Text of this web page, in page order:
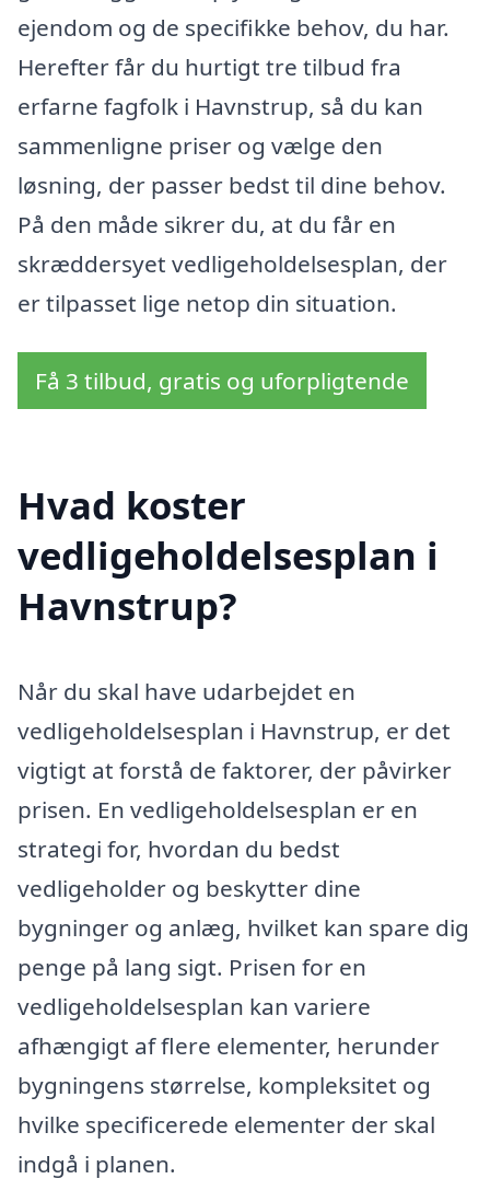
ejendom og de specifikke behov, du har.
Herefter får du hurtigt tre tilbud fra
erfarne fagfolk i Havnstrup, så du kan
sammenligne priser og vælge den
løsning, der passer bedst til dine behov.
På den måde sikrer du, at du får en
skræddersyet vedligeholdelsesplan, der
er tilpasset lige netop din situation.
Få 3 tilbud, gratis og uforpligtende
Hvad koster
vedligeholdelsesplan i
Havnstrup?
Når du skal have udarbejdet en
vedligeholdelsesplan i Havnstrup, er det
vigtigt at forstå de faktorer, der påvirker
prisen. En vedligeholdelsesplan er en
strategi for, hvordan du bedst
vedligeholder og beskytter dine
bygninger og anlæg, hvilket kan spare dig
penge på lang sigt. Prisen for en
vedligeholdelsesplan kan variere
afhængigt af flere elementer, herunder
bygningens størrelse, kompleksitet og
hvilke specificerede elementer der skal
indgå i planen.